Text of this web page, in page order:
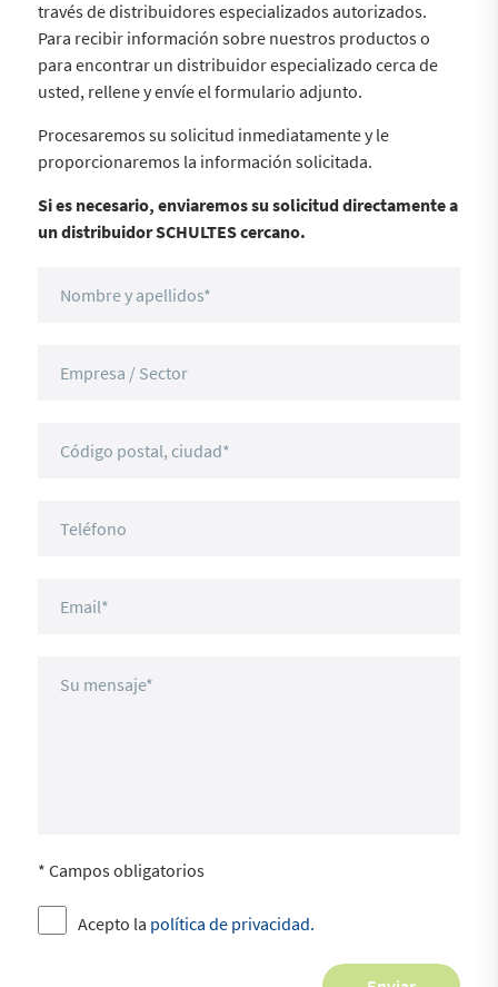
través de distribuidores especializados autorizados.
Para recibir información sobre nuestros productos o
para encontrar un distribuidor especializado cerca de
usted, rellene y envíe el formulario adjunto.
Procesaremos su solicitud inmediatamente y le
proporcionaremos la información solicitada.
Si es necesario, enviaremos su solicitud directamente a
un distribuidor SCHULTES cercano.
* Campos obligatorios
Acepto la política de privacidad.